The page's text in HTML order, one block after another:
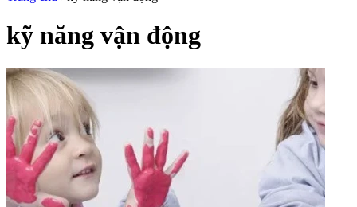
kỹ năng vận động